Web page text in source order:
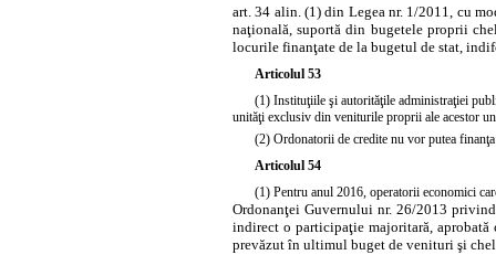
art. 34 alin. (1) din Legea nr. 1/2011, cu
naţională, suportă din bugetele proprii
locurile finanţate de la bugetul de stat,
Articolul 53
(1) Instituţiile şi autorităţile administraţiei
unităţi exclusiv din veniturile proprii ale acestor
(2) Ordonatorii de credite nu vor putea
Articolul 54
(1) Pentru anul 2016, operatorii economici
Ordonanţei Guvernului nr. 26/2013
indirect o participaţie majoritară,
prevăzut în ultimul buget de venituri şi